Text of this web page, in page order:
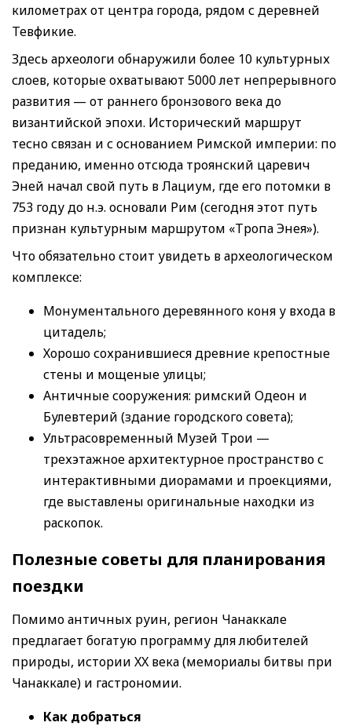
километрах от центра города, рядом с деревней
Тевфикие.
Здесь археологи обнаружили более 10 культурных
слоев, которые охватывают 5000 лет непрерывного
развития — от раннего бронзового века до
византийской эпохи. Исторический маршрут
тесно связан и с основанием Римской империи: по
преданию, именно отсюда троянский царевич
Эней начал свой путь в Лациум, где его потомки в
753 году до н.э. основали Рим (сегодня этот путь
признан культурным маршрутом «Тропа Энея»).
Что обязательно стоит увидеть в археологическом
комплексе:
Монументального деревянного коня у входа в
цитадель;
Хорошо сохранившиеся древние крепостные
стены и мощеные улицы;
Античные сооружения: римский Одеон и
Булевтерий (здание городского совета);
Ультрасовременный Музей Трои —
трехэтажное архитектурное пространство с
интерактивными диорамами и проекциями,
где выставлены оригинальные находки из
раскопок.
Полезные советы для планирования
поездки
Помимо античных руин, регион Чанаккале
предлагает богатую программу для любителей
природы, истории XX века (мемориалы битвы при
Чанаккале) и гастрономии.
Как добраться